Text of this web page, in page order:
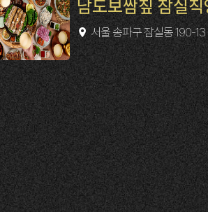
남도보쌈짚 잠실
서울 송파구 잠실동 190-13